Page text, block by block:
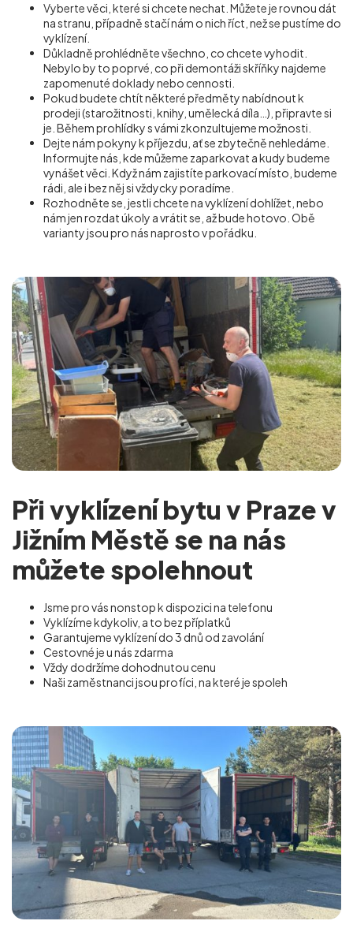
Vyberte věci, které si chcete nechat. Můžete je rovnou dát
na stranu, případně stačí nám o nich říct, než se pustíme do
vyklízení.
Důkladně prohlédněte všechno, co chcete vyhodit.
Nebylo by to poprvé, co při demontáži skříňky najdeme
zapomenuté doklady nebo cennosti.
Pokud budete chtít některé předměty nabídnout k
prodeji (starožitnosti, knihy, umělecká díla…), připravte si
je. Během prohlídky s vámi zkonzultujeme možnosti.
Dejte nám pokyny k příjezdu, ať se zbytečně nehledáme.
Informujte nás, kde můžeme zaparkovat a kudy budeme
vynášet věci. Když nám zajistíte parkovací místo, budeme
rádi, ale i bez něj si vždycky poradíme.
Rozhodněte se, jestli chcete na vyklízení dohlížet, nebo
nám jen rozdat úkoly a vrátit se, až bude hotovo. Obě
varianty jsou pro nás naprosto v pořádku.
Při vyklízení bytu v Praze v
Jižním Městě se na nás
můžete spolehnout
Jsme pro vás nonstop k dispozici na telefonu
Vyklízíme kdykoliv, a to bez příplatků
Garantujeme vyklízení do 3 dnů od zavolání
Cestovné je u nás zdarma
Vždy dodržíme dohodnutou cenu
Naši zaměstnanci jsou profíci, na které je spoleh